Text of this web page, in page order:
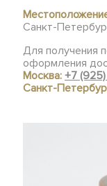
Санкт-
Для получения
оформления
Москва:+7
Санкт-